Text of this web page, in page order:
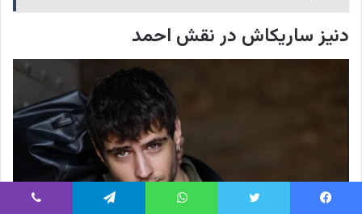
دنیز ساریکاش در نقش احمد